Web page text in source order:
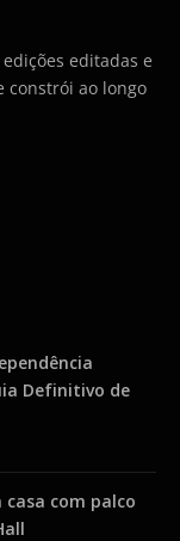
editadas e
constrói ao longo
Definitivo de
casa com palco